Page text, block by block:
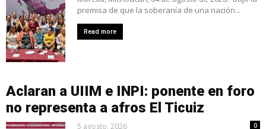
premisa de que la soberanía de una nación...
Read more
Aclaran a UIIM e INPI: ponente en foro
no representa a afros El Ticuiz
5 agosto, 2026 0